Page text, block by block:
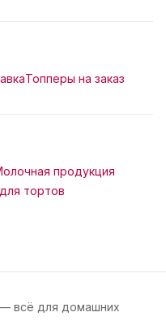
Топперы на заказ
продукция
тортов
всё для домашних